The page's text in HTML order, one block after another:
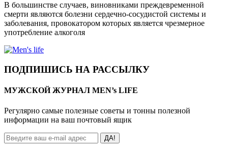
В большинстве случаев, виновниками преждевременной
смерти являются болезни сердечно-сосудистой системы и
заболевания, провокатором которых является чрезмерное
употребление алкоголя
ПОДПИШИСЬ НА РАССЫЛКУ
МУЖСКОЙ ЖУРНАЛ MEN’s LIFE
Регулярно самые полезные советы и тонны полезной
информации на ваш почтовый ящик
ДА!